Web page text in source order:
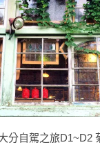
分自駕之旅D1~D2